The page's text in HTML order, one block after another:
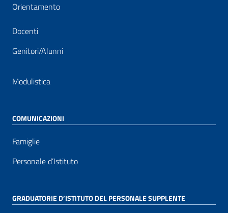
Orientamento
Docenti
Genitori/Alunni
Modulistica
COMUNICAZIONI
Famiglie
Personale d’Istituto
GRADUATORIE D’ISTITUTO DEL PERSONALE SUPPLENTE